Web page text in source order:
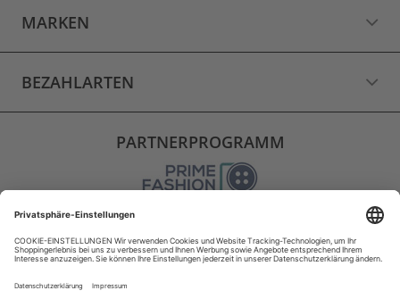
MARKEN
BEZAHLARTEN
PARTNERPROGRAMM
VERSAND